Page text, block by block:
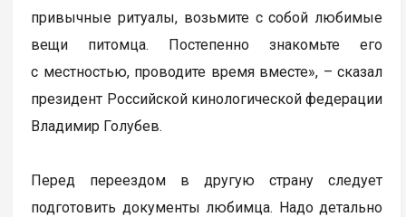
привычные ритуалы, возьмите с собой любимые
вещи питомца. Постепенно знакомьте его
с местностью, проводите время вместе», – сказал
президент Российской кинологической федерации
Владимир Голубев.
Перед переездом в другую страну следует
подготовить документы любимца. Надо детально